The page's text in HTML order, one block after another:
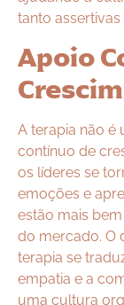
tanto
Apoio
A terapia não é
contínuo de
os líderes se
emoções e
estão mais
do mercado. O
terapia se
empatia e a
uma cultura